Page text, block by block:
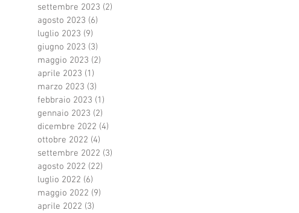
settembre 2023 (2)
agosto 2023 (6)
luglio 2023 (9)
giugno 2023 (3)
maggio 2023 (2)
aprile 2023 (1)
marzo 2023 (3)
febbraio 2023 (1)
gennaio 2023 (2)
dicembre 2022 (4)
ottobre 2022 (4)
settembre 2022 (3)
agosto 2022 (22)
luglio 2022 (6)
maggio 2022 (9)
aprile 2022 (3)